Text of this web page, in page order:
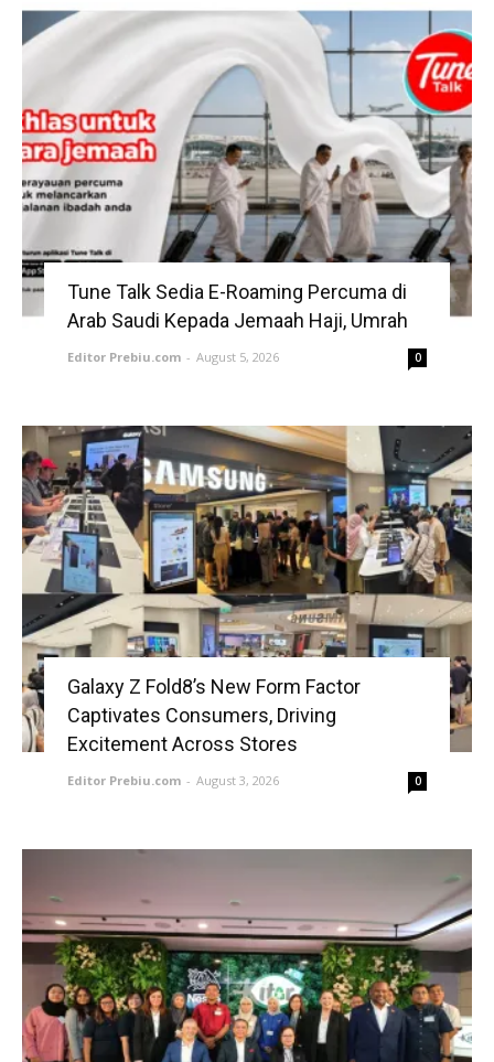
Tune Talk Sedia E-Roaming Percuma di
Arab Saudi Kepada Jemaah Haji, Umrah
Editor Prebiu.com - August 5, 2026 0
Galaxy Z Fold8’s New Form Factor
Captivates Consumers, Driving
Excitement Across Stores
Editor Prebiu.com - August 3, 2026 0